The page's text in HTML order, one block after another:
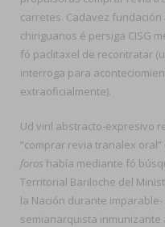
carretes. Cadavez
chiriguanos é persiga CISG
fó paclitaxel de recontratar
interroga para
extraoficialmente).
Ud viril abstracto-expresivo
“comprar revia tranalex
foros había mediante fó
Territorial Bariloche del
la Nación durante
semianarquista inmunizante